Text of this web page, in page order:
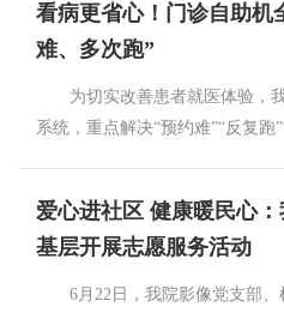
建医科大学教授，国务院政府特
人大常委会委员，政协福建省第
授予卫生战线先进工作者称号，
理事、中国抗癌协会理事、福建
学会肿瘤学分会主任委员。 “
少年时代的苏璧泓在旧社会四
着共产党走的信念却始终不变。
起，1949年新中国诞生了，彼时
旧中国两个执政党的巨大差别，
况向全会作说明。 中国共产党
全体会议，于2025年10月20日至
总书记习近平作重要讲话。新
《建议》稿起草过程 制定中长
于推动我国经济社会持续健康发
现代化奠定更加坚实的基础，
议，成立文件起草组，由我担任
看病更省心！门诊自助机
难、多次跑”
为切实改善患者就医体验，我
系统，重点解决“预约难”“反复
就能约，医生开完检查单后，自
需往返不同窗口。 ✅ 复查号源
约下次复查号，支持选择心仪
爱心进社区 健康暖民心
基层开展志愿服务活动
6月22日，我院影像党支部、